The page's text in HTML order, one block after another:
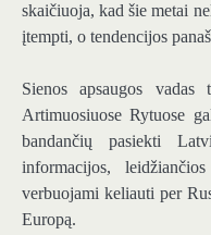
skaičiuoja, kad šie metai
įtempti, o tendencijos
Sienos apsaugos
Artimuosiuose Rytuose
bandančių pasiekti
informacijos,
verbuojami keliauti per
Europą.